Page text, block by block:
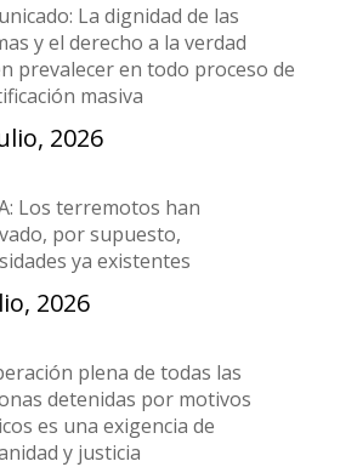
La dignidad de las
y el derecho a la verdad
prevalecer en todo proceso de
masiva
2026
Los terremotos han
por supuesto,
ya existentes
2026
plena de todas las
detenidas por motivos
es una exigencia de
y justicia